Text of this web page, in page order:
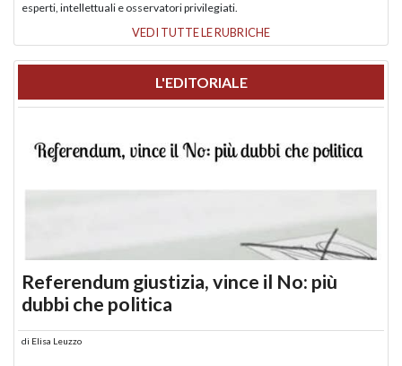
esperti, intellettuali e osservatori privilegiati.
VEDI TUTTE LE RUBRICHE
L'EDITORIALE
Referendum giustizia, vince il No: più
dubbi che politica
di Elisa Leuzzo